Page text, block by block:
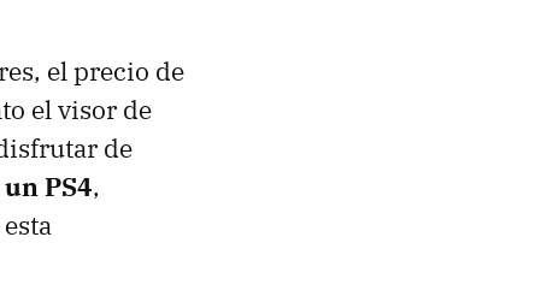
el precio de
el visor de
de
PS4,